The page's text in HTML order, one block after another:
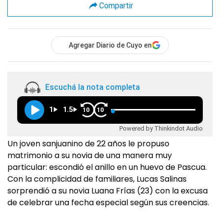
Compartir
Agregar Diario de Cuyo en
Escuchá la nota completa
1 1.5 10 10
Powered by Thinkindot Audio
Un joven sanjuanino de 22 años le propuso
matrimonio a su novia de una manera muy
particular: escondió el anillo en un huevo de Pascua.
Con la complicidad de familiares, Lucas Salinas
sorprendió a su novia Luana Frías (23) con la excusa
de celebrar una fecha especial según sus creencias.